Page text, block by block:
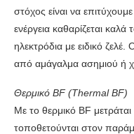
στόχος είναι να
ενέργεια καθαρίζεται
ηλεκτρόδια με ειδικό ζελέ.
από αμάγαλμα ασημιού ή
Θερμικό BF (Thermal BF)
Με το θερμικό ΒF
τοποθετούνται στον